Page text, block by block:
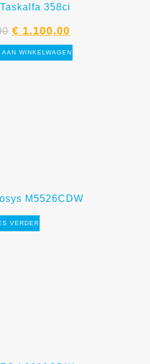
358ci
€ 1.100,00
WINKELWAGEN
M5526CDW
VERDER